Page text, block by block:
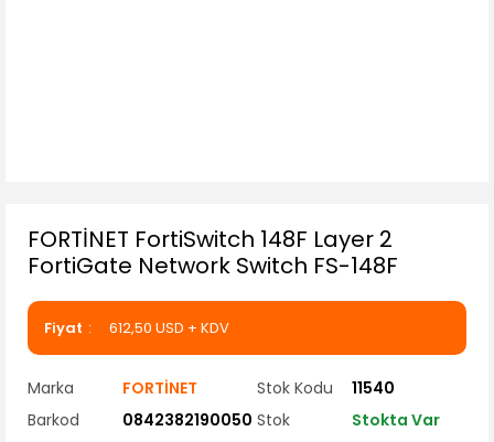
FORTİNET FortiSwitch 148F Layer 2
FortiGate Network Switch FS-148F
Fiyat 612,50 USD + KDV
Marka FORTİNET Stok Kodu
11540
Barkod
0842382190050 Stok Stokta Var